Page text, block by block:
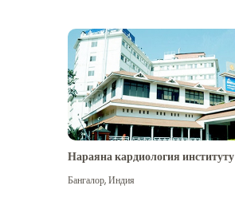
Нараяна кардиология институту
Бангалор,Индия